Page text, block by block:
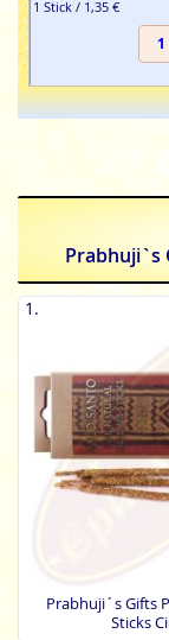
1 Stick / 1,35 €
Prabhuji`s
1.
Prabhuji´s Gifts
Sticks